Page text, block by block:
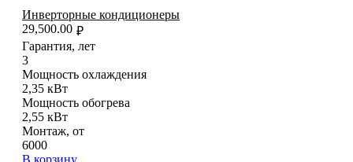
Инверторные кондиционеры
₽
29,500.00
Гарантия, лет
3
Мощность охлаждения
2,35 кВт
Мощность обогрева
2,55 кВт
Монтаж, от
6000
В корзину